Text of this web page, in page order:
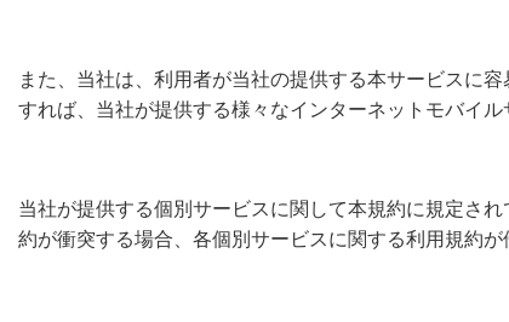
また、当社は、利用者が当社の提供する本サービスに
すれば、当社が提供する様々なインターネットモバイ
当社が提供する個別サービスに関して本規約に規定さ
約が衝突する場合、各個別サービスに関する利用規約が